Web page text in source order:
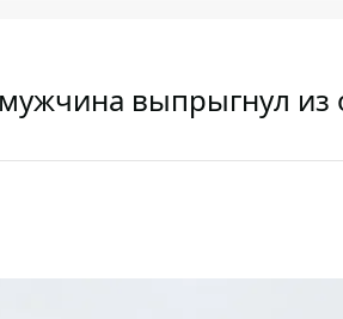
выпрыгнул из